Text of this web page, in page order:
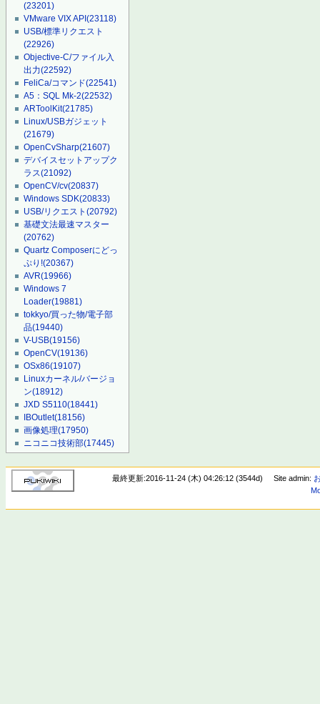
(23201)
VMware VIX API(23118)
USB/標準リクエスト
(22926)
Objective-C/ファイル入
出力(22592)
FeliCa/コマンド(22541)
A5：SQL Mk-2(22532)
ARToolKit(21785)
Linux/USBガジェット
(21679)
OpenCvSharp(21607)
デバイスセットアップク
ラス(21092)
OpenCV/cv(20837)
Windows SDK(20833)
USB/リクエスト(20792)
基礎文法最速マスター
(20762)
Quartz Composerにどっ
ぷり!(20367)
AVR(19966)
Windows 7
Loader(19881)
tokkyo/買った物/電子部
品(19440)
V-USB(19156)
OpenCV(19136)
OSx86(19107)
Linuxカーネル/バージョ
ン(18912)
JXD S5110(18441)
IBOutlet(18156)
画像処理(17950)
ニコニコ技術部(17445)
最終更新:2016-11-24 (木) 04:26:12 (3544d) Site admin: